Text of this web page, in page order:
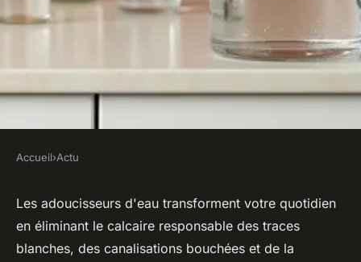
Adoucisseurs d'eau : guide
pratique pour un choix éclairé
Accueil›Actu
Les adoucisseurs d'eau transforment votre quotidien
en éliminant le calcaire responsable des traces
blanches, des canalisations bouchées et de la